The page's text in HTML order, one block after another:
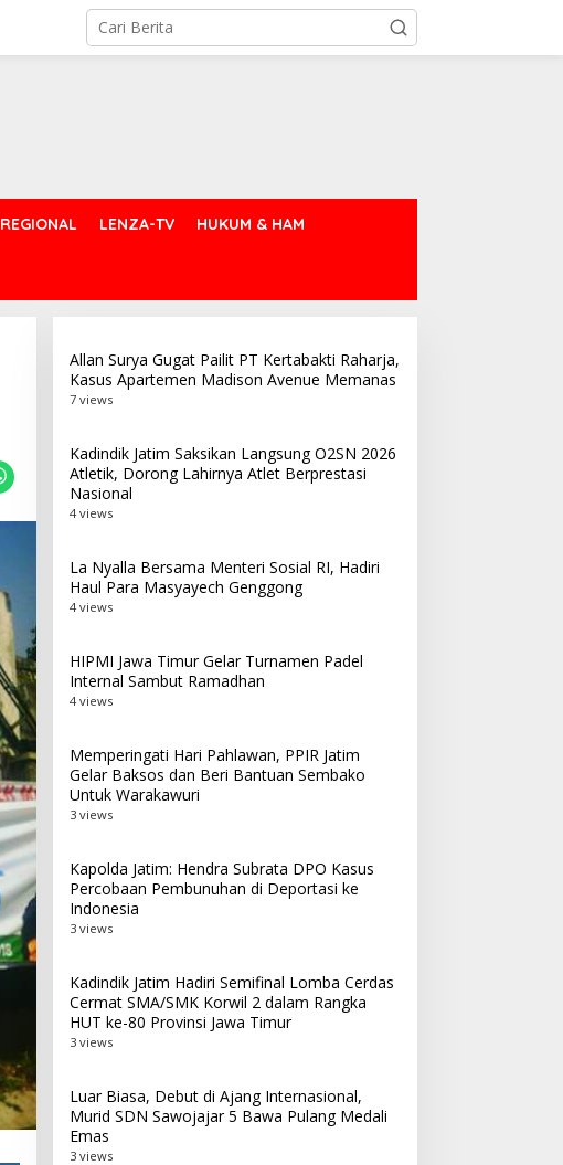
REGIONAL LENZA-TV HUKUM & HAM
Allan Surya Gugat Pailit PT Kertabakti Raharja,
Kasus Apartemen Madison Avenue Memanas
7 views
Kadindik Jatim Saksikan Langsung O2SN 2026
Atletik, Dorong Lahirnya Atlet Berprestasi
Nasional
4 views
La Nyalla Bersama Menteri Sosial RI, Hadiri
Haul Para Masyayech Genggong
4 views
HIPMI Jawa Timur Gelar Turnamen Padel
Internal Sambut Ramadhan
4 views
Memperingati Hari Pahlawan, PPIR Jatim
Gelar Baksos dan Beri Bantuan Sembako
Untuk Warakawuri
3 views
Kapolda Jatim: Hendra Subrata DPO Kasus
Percobaan Pembunuhan di Deportasi ke
Indonesia
3 views
Kadindik Jatim Hadiri Semifinal Lomba Cerdas
Cermat SMA/SMK Korwil 2 dalam Rangka
HUT ke-80 Provinsi Jawa Timur
3 views
Luar Biasa, Debut di Ajang Internasional,
Murid SDN Sawojajar 5 Bawa Pulang Medali
Emas
3 views